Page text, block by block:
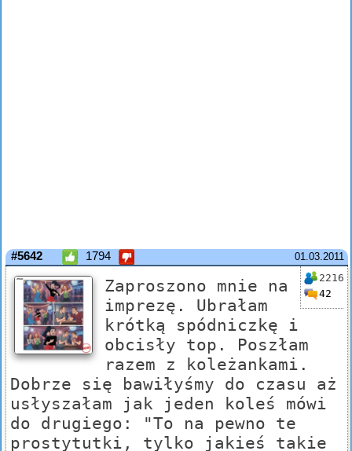
01.03.2011
#5642 1794
2216
42
Zaproszono mnie na
imprezę. Ubrałam
krótką spódniczkę i
obcisły top. Poszłam
razem z koleżankami.
Dobrze się bawiłyśmy do czasu aż
usłyszałam jak jeden koleś mówi
do drugiego: "To na pewno te
prostytutki, tylko jakieś takie